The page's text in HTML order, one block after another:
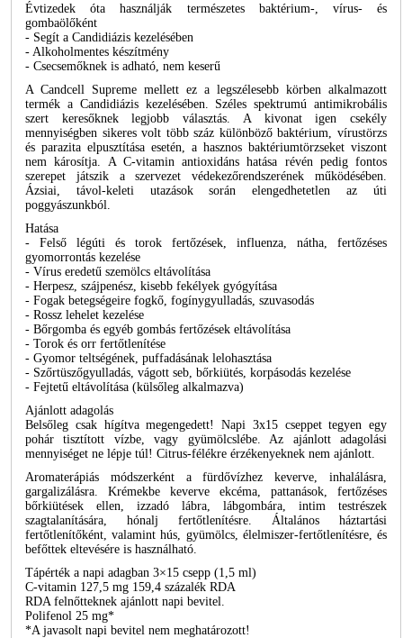
Évtizedek óta használják természetes baktérium-, vírus- és
gombaölőként
- Segít a Candidiázis kezelésében
- Alkoholmentes készítmény
- Csecsemőknek is adható, nem keserű
A Candcell Supreme mellett ez a legszélesebb körben alkalmazott
termék a Candidiázis kezelésében. Széles spektrumú antimikrobális
szert keresőknek legjobb választás. A kivonat igen csekély
mennyiségben sikeres volt több száz különböző baktérium, vírustörzs
és parazita elpusztítása esetén, a hasznos baktériumtörzseket viszont
nem károsítja. A C-vitamin antioxidáns hatása révén pedig fontos
szerepet játszik a szervezet védekezőrendszerének működésében.
Ázsiai, távol-keleti utazások során elengedhetetlen az úti
poggyászunkból.
Hatása
- Felső légúti és torok fertőzések, influenza, nátha, fertőzéses
gyomorrontás kezelése
- Vírus eredetű szemölcs eltávolítása
- Herpesz, szájpenész, kisebb fekélyek gyógyítása
- Fogak betegségeire fogkő, fogínygyulladás, szuvasodás
- Rossz lehelet kezelése
- Bőrgomba és egyéb gombás fertőzések eltávolítása
- Torok és orr fertőtlenítése
- Gyomor teltségének, puffadásának lelohasztása
- Szőrtüszőgyulladás, vágott seb, bőrkiütés, korpásodás kezelése
- Fejtetű eltávolítása (külsőleg alkalmazva)
Ajánlott adagolás
Belsőleg csak hígítva megengedett! Napi 3x15 cseppet tegyen egy
pohár tisztított vízbe, vagy gyümölcslébe. Az ajánlott adagolási
mennyiséget ne lépje túl! Citrus-félékre érzékenyeknek nem ajánlott.
Aromaterápiás módszerként a fürdővízhez keverve, inhalálásra,
gargalizálásra. Krémekbe keverve ekcéma, pattanások, fertőzéses
bőrkiütések ellen, izzadó lábra, lábgombára, intim testrészek
szagtalanítására, hónalj fertőtlenítésre. Általános háztartási
fertőtlenítőként, valamint hús, gyümölcs, élelmiszer-fertőtlenítésre, és
befőttek eltevésére is használható.
Tápérték a napi adagban 3×15 csepp (1,5 ml)
C-vitamin 127,5 mg 159,4 százalék RDA
RDA felnőtteknek ajánlott napi bevitel.
Polifenol 25 mg*
*A javasolt napi bevitel nem meghatározott!